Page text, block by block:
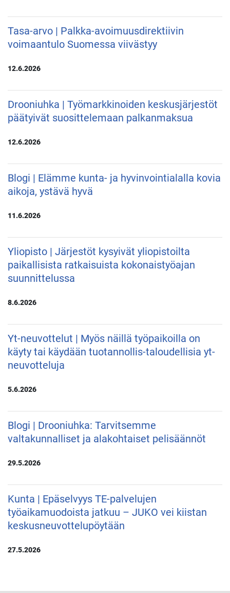
Tasa-arvo | Palkka-avoimuusdirektiivin
voimaantulo Suomessa viivästyy
12.6.2026
Drooniuhka | Työmarkkinoiden keskusjärjestöt
päätyivät suosittelemaan palkanmaksua
12.6.2026
Blogi | Elämme kunta- ja hyvinvointialalla kovia
aikoja, ystävä hyvä
11.6.2026
Yliopisto | Järjestöt kysyivät yliopistoilta
paikallisista ratkaisuista kokonaistyöajan
suunnittelussa
8.6.2026
Yt-neuvottelut | Myös näillä työpaikoilla on
käyty tai käydään tuotannollis-taloudellisia yt-
neuvotteluja
5.6.2026
Blogi | Drooniuhka: Tarvitsemme
valtakunnalliset ja alakohtaiset pelisäännöt
29.5.2026
Kunta | Epäselvyys TE-palvelujen
työaikamuodoista jatkuu – JUKO vei kiistan
keskusneuvottelupöytään
27.5.2026